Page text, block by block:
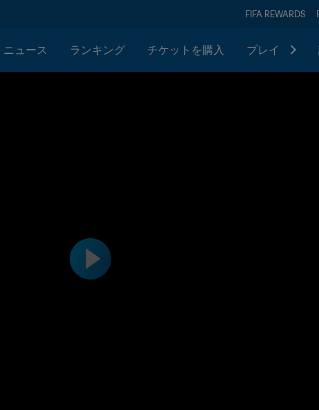
FIFA REWARDS
ニュース ランキング チケットを購入 プレイ